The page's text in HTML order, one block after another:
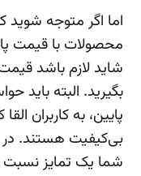
اما اگر متوجه
محصولات با قیمت
شاید لازم باشد
بگیرید. البته باید
پایین، به کاربران
بی‌کیفیت هستند.
شما یک تمایز نسبت